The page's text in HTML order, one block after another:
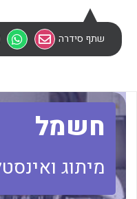
לכל מוצרי היצרן
לכל מוצרי היצרן
שתף סידרה
חשמל
מיתוג